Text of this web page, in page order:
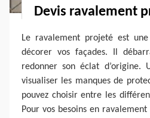
Devis ravalement
Le ravalement projeté est
décorer vos façades. Il
redonner son éclat
visualiser les manques de
pouvez choisir entre les
Pour vos besoins en